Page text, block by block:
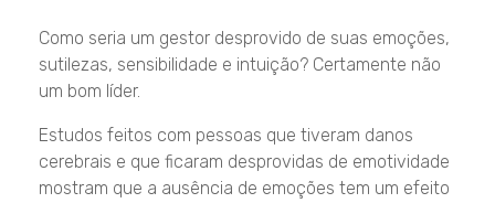
Como seria um gestor desprovido de suas emoções,
sutilezas, sensibilidade e intuição? Certamente não
um bom líder.
Estudos feitos com pessoas que tiveram danos
cerebrais e que ficaram desprovidas de emotividade
mostram que a ausência de emoções tem um efeito